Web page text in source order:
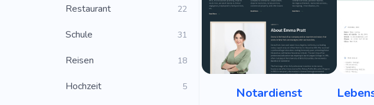
Restaurant 22
Schule 31
Reisen 18
Hochzeit 5 Notardienst